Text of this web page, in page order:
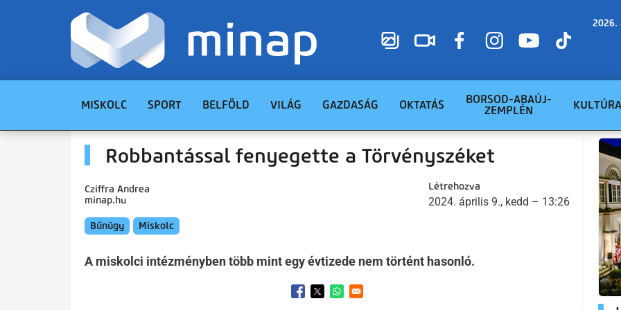
2026.
MISKOLC SPORT BELFÖLD VILÁG GAZDASÁG OKTATÁS
BORSOD-ABAÚJ-
ZEMPLÉN
KULTÚRA
Robbantással fenyegette a Törvényszéket
Cziffra Andrea
minap.hu
Létrehozva
2024. április 9., kedd – 13:26
Bűnügy Miskolc
A miskolci intézményben több mint egy évtizede nem történt hasonló.
Opens in a new window
Opens in a new window
Opens in a new window